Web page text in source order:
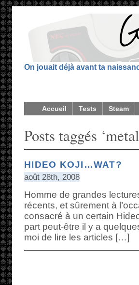
On jouait déjà avant ta
Accueil Tests Steam
Posts taggés
HIDEO KOJI…WAT?
août 28th, 2008
Homme de grandes
récents, et sûrement à
consacré à un certain
part peut-être il y a
moi de lire les articles […]